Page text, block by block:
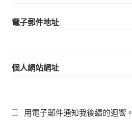
電子郵件地址
個人網站網址
用電子郵件通知我後續的迴響。